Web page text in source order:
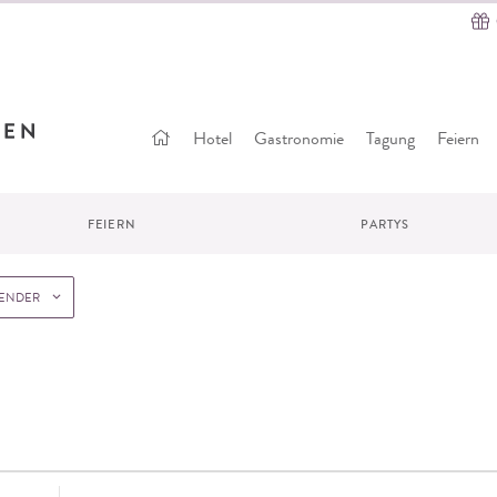
Startseite
Hotel Gastronomie Tagung Feiern
FEIERN PARTYS